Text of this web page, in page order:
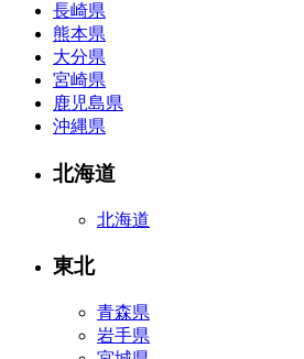
長崎県
熊本県
大分県
宮崎県
鹿児島県
沖縄県
北海道
北海道
東北
青森県
岩手県